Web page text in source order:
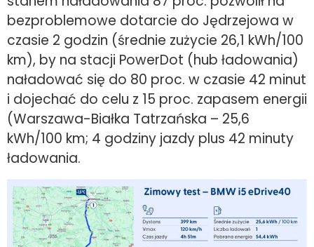
bezproblemowe dotarcie do Jędrzejowa w
czasie 2 godzin (średnie zużycie 26,1 kWh/100
km), by na stacji PowerDot (hub ładowania)
naładować się do 80 proc. w czasie 42 minut
i dojechać do celu z 15 proc. zapasem energii
(Warszawa-Białka Tatrzańska – 25,6
kWh/100 km; 4 godziny jazdy plus 42 minuty
ładowania.